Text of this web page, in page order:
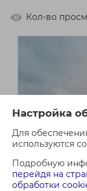
Настройка
Для
используются
Подробную
перейдя на
обработки
Кол-во